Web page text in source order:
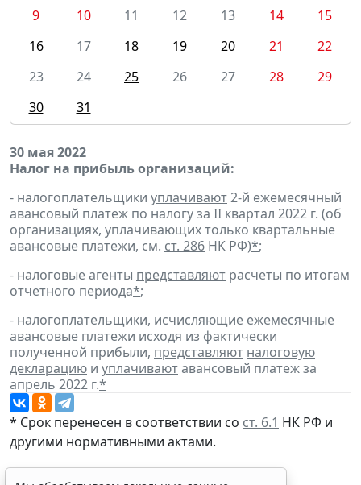
9
10 11 12 13 14
15
16
17 18 19 20 21
22
23
24 25 26 27 28
29
30
31
30 мая 2022
Налог на прибыль организаций:
- налогоплательщики уплачивают2-й ежемесячный
авансовый платеж по налогу за II квартал 2022 г. (об
организациях, уплачивающих только квартальные
авансовые платежи, см. ст. 286 НК РФ)*;
- налоговые агенты представляют расчеты по итогам
отчетного периода*;
- налогоплательщики, исчисляющие ежемесячные
авансовые платежи исходя из фактически
полученной прибыли, представляют налоговую
декларацию и уплачиваютавансовый платеж за
апрель 2022 г.*
* Срок перенесен в соответствии со ст. 6.1 НК РФ и
другими нормативными актами.